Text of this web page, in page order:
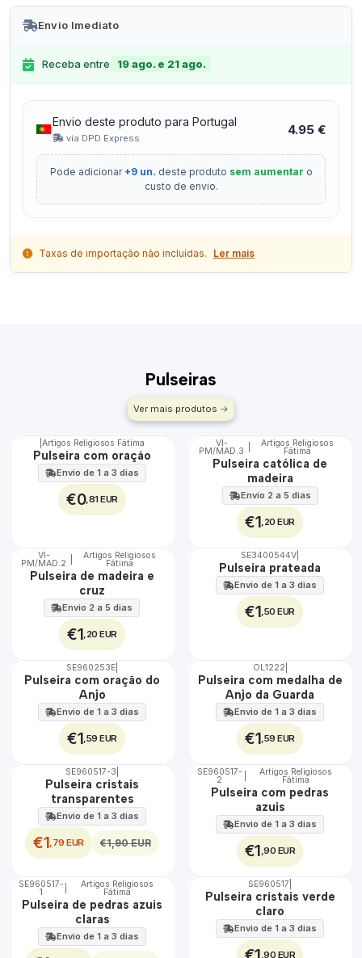
Envio Imediato
Receba entre 19 ago. e 21 ago.
Envio deste produto para Portugal
via DPD Express
4.95 €
Pode adicionar+9 un. deste produto sem aumentar o
custo de envio.
Taxas de importação não incluídas. Ler mais
Pulseiras
Ver mais produtos
TOP
Artigos Religiosos Fátima
Pulseira com oração
Envio de 1 a 3 dias
€0,81 EUR
VI-
PM/MAD.3
Artigos Religiosos
Fátima
Pulseira católica de
madeira
Envio 2 a 5 dias
€1 ,20 EUR
VI-
PM/MAD.2
Artigos Religiosos
Fátima
Pulseira de madeira e
cruz
Envio 2 a 5 dias
€1 ,20 EUR
Não Disponível
SE3400544V
Pulseira prateada
Envio de 1 a 3 dias
€1 ,50 EUR
SE960253E|
Pulseira com oração do
Anjo
Envio de 1 a 3 dias
€1 ,59 EUR
OL1222
Pulseira com medalha de
Anjo da Guarda
Envio de 1 a 3 dias
€1 ,59 EUR
DESCONTO
SE960517-3
Pulseira cristais
transparentes
Envio de 1 a 3 dias
€1 ,79 EUR €1,90 EUR
Não Disponível
SE960517-
2
Artigos Religiosos
Fátima
Pulseira com pedras
azuis
Envio de 1 a 3 dias
€1 ,90 EUR
DESCONTO
SE960517-
1
Artigos Religiosos
Fátima
Pulseira de pedras azuis
claras
Envio de 1 a 3 dias
SE960517
Pulseira cristais verde
claro
Envio de 1 a 3 dias
,90 EUR